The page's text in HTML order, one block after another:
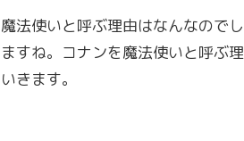
法使いと呼ぶ理由はなんなのでし
すね。コナンを魔法使いと呼ぶ理
きます。